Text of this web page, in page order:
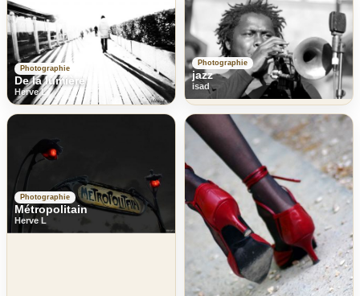
Photographie
De la lumière
Herve L
Photographie
jazz
isad
Photographie
Métropolitain
Herve L